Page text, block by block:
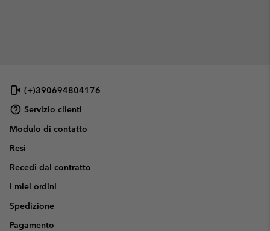
(+)390694804176
Servizio clienti
Modulo di contatto
Resi
Recedi dal contratto
I miei ordini
Spedizione
Pagamento